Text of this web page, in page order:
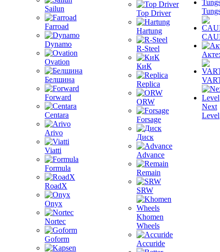
Sailun
Farroad
Dynamo
Ovation
Белшина
Forward
Centara
Arivo
Viatti
Formula
RoadX
Onyx
Nortec
Goform
Top Driver
Hartung
R-Steel
КиК
Replica
ORW
Forsage
Диск
Advance
Remain
SRW
Khomen
Wheels
Accuride
Next
Level